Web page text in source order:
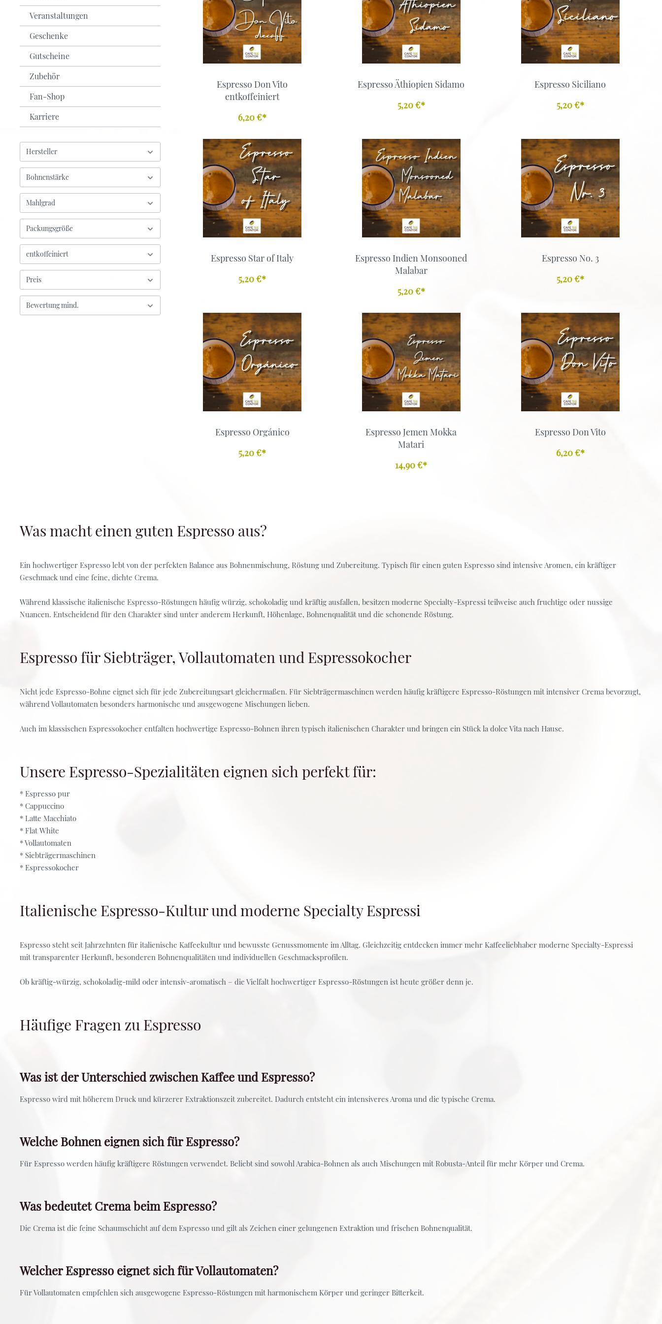
Weiß-Grüntee
Früchte-Rotbusch-Tee
Schwarz-Grüntee
Veranstaltungen
Geschenke
Gutscheine
Zubehör
Fan-Shop
Karriere
Hersteller
Bohnenstärke
Mahlgrad
Packungsgröße
entkoffeiniert
Preis
Bewertung mind.
Espresso Don Vito
entkoffeiniert
6,20 €*
Espresso Äthiopien Sidamo
5,20 €*
Espresso Siciliano
5,20 €*
Espresso Star of Italy
5,20 €*
Espresso Indien Monsooned
Malabar
5,20 €*
Espresso No. 3
5,20 €*
Espresso Orgánico
5,20 €*
Espresso Jemen Mokka
Matari
14,90 €*
Espresso Don Vito
6,20 €*
Was macht einen guten Espresso aus?
Ein hochwertiger Espresso lebt von der perfekten Balance aus Bohnenmischung, Röstung und Zubereitung. Typisch für einen guten Espresso sind intensive Aromen, ein kräftiger
Geschmack und eine feine, dichte Crema.
Während klassische italienische Espresso-Röstungen häufig würzig, schokoladig und kräftig ausfallen, besitzen moderne Specialty-Espressi teilweise auch fruchtige oder nussige
Nuancen. Entscheidend für den Charakter sind unter anderem Herkunft, Höhenlage, Bohnenqualität und die schonende Röstung.
Espresso für Siebträger, Vollautomaten und Espressokocher
Nicht jede Espresso-Bohne eignet sich für jede Zubereitungsart gleichermaßen. Für Siebträgermaschinen werden häufig kräftigere Espresso-Röstungen mit intensiver Crema bevorzugt,
während Vollautomaten besonders harmonische und ausgewogene Mischungen lieben.
Auch im klassischen Espressokocher entfalten hochwertige Espresso-Bohnen ihren typisch italienischen Charakter und bringen ein Stück la dolce Vita nach Hause.
Unsere Espresso-Spezialitäten eignen sich perfekt für:
* Espresso pur
* Cappuccino
* Latte Macchiato
* Flat White
* Vollautomaten
* Siebträgermaschinen
* Espressokocher
Italienische Espresso-Kultur und moderne Specialty Espressi
Espresso steht seit Jahrzehnten für italienische Kaffeekultur und bewusste Genussmomente im Alltag. Gleichzeitig entdecken immer mehr Kaffeeliebhaber moderne Specialty-Espressi
mit transparenter Herkunft, besonderen Bohnenqualitäten und individuellen Geschmacksprofilen.
Ob kräftig-würzig, schokoladig-mild oder intensiv-aromatisch – die Vielfalt hochwertiger Espresso-Röstungen ist heute größer denn je.
Häufige Fragen zu Espresso
Was ist der Unterschied zwischen Kaffee und Espresso?
Espresso wird mit höherem Druck und kürzerer Extraktionszeit zubereitet. Dadurch entsteht ein intensiveres Aroma und die typische Crema.
Welche Bohnen eignen sich für Espresso?
Für Espresso werden häufig kräftigere Röstungen verwendet. Beliebt sind sowohl Arabica-Bohnen als auch Mischungen mit Robusta-Anteil für mehr Körper und Crema.
Was bedeutet Crema beim Espresso?
Die Crema ist die feine Schaumschicht auf dem Espresso und gilt als Zeichen einer gelungenen Extraktion und frischen Bohnenqualität.
Welcher Espresso eignet sich für Vollautomaten?
Für Vollautomaten empfehlen sich ausgewogene Espresso-Röstungen mit harmonischem Körper und geringer Bitterkeit.